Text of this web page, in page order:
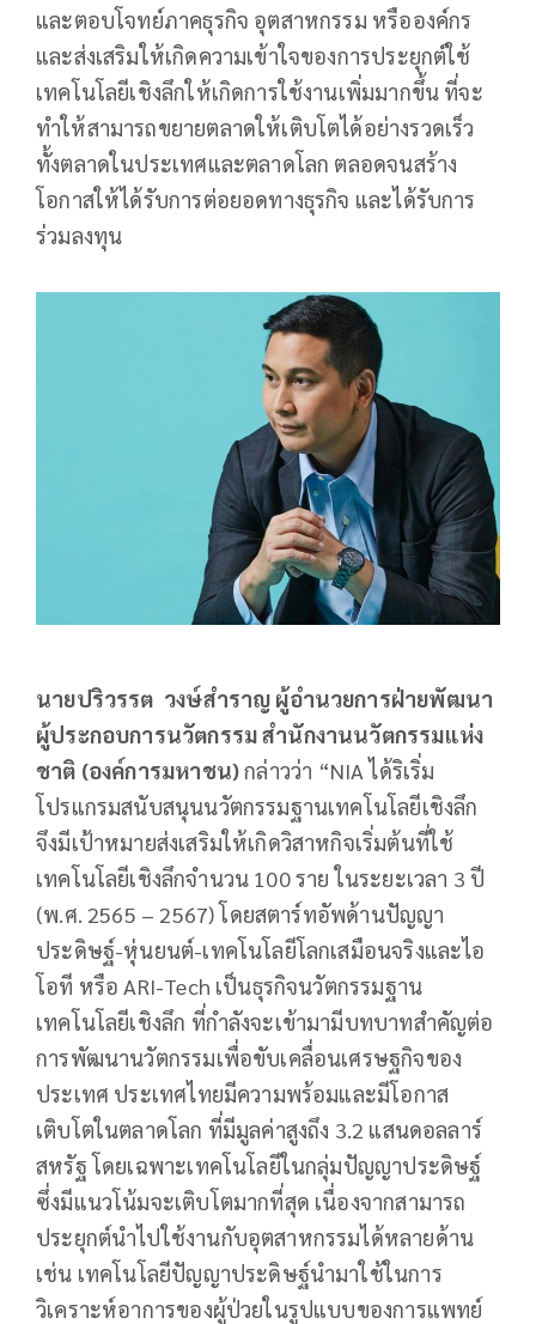
และตอบโจทย์ภาคธุรกิจ อุตสาหกรรม หรือองค์กร
และส่งเสริมให้เกิดความเข้าใจของการประยุกต์ใช้
เทคโนโลยีเชิงลึกให้เกิดการใช้งานเพิ่มมากขึ้น ที่จะ
ทำให้สามารถขยายตลาดให้เติบโตได้อย่างรวดเร็ว
ทั้งตลาดในประเทศและตลาดโลก ตลอดจนสร้าง
โอกาสให้ได้รับการต่อยอดทางธุรกิจ และได้รับการ
ร่วมลงทุน
นายปริวรรต วงษ์สำราญ ผู้อำนวยการฝ่ายพัฒนา
ผู้ประกอบการนวัตกรรม สำนักงานนวัตกรรมแห่ง
ชาติ (องค์การมหาชน)กล่าวว่า “NIA ได้ริเริ่ม
โปรแกรมสนับสนุนนวัตกรรมฐานเทคโนโลยีเชิงลึก
จึงมีเป้าหมายส่งเสริมให้เกิดวิสาหกิจเริ่มต้นที่ใช้
เทคโนโลยีเชิงลึกจำนวน 100 ราย ในระยะเวลา 3 ปี
(พ.ศ. 2565 – 2567) โดยสตาร์ทอัพด้านปัญญา
ประดิษฐ์-หุ่นยนต์-เทคโนโลยีโลกเสมือนจริงและไอ
โอที หรือ ARI-Tech เป็นธุรกิจนวัตกรรมฐาน
เทคโนโลยีเชิงลึก ที่กำลังจะเข้ามามีบทบาทสำคัญต่อ
การพัฒนานวัตกรรมเพื่อขับเคลื่อนเศรษฐกิจของ
ประเทศ ประเทศไทยมีความพร้อมและมีโอกาส
เติบโตในตลาดโลก ที่มีมูลค่าสูงถึง 3.2 แสนดอลลาร์
สหรัฐ โดยเฉพาะเทคโนโลยีในกลุ่มปัญญาประดิษฐ์
ซึ่งมีแนวโน้มจะเติบโตมากที่สุด เนื่องจากสามารถ
ประยุกต์นำไปใช้งานกับอุตสาหกรรมได้หลายด้าน
เช่น เทคโนโลยีปัญญาประดิษฐ์นำมาใช้ในการ
วิเคราะห์อาการของผู้ป่วยในรูปแบบของการแพทย์